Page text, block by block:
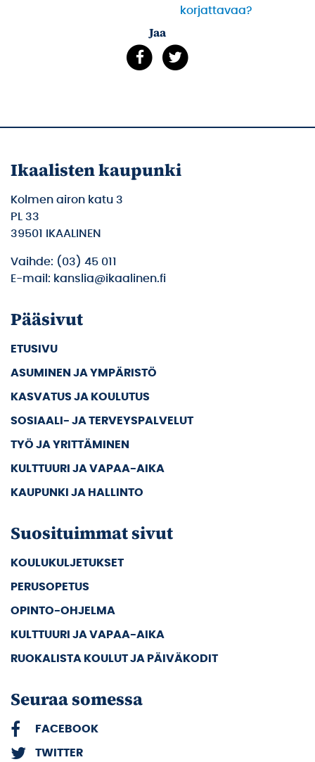
korjattavaa?
Jaa
Ikaalisten kaupunki
Kolmen airon katu 3
PL 33
39501 IKAALINEN
Vaihde: (03) 45 011
E-mail: kanslia@ikaalinen.fi
Pääsivut
ETUSIVU
ASUMINEN JA YMPÄRISTÖ
KASVATUS JA KOULUTUS
SOSIAALI- JA TERVEYSPALVELUT
TYÖ JA YRITTÄMINEN
KULTTUURI JA VAPAA-AIKA
KAUPUNKI JA HALLINTO
Suosituimmat sivut
KOULUKULJETUKSET
PERUSOPETUS
OPINTO-OHJELMA
KULTTUURI JA VAPAA-AIKA
RUOKALISTA KOULUT JA PÄIVÄKODIT
Seuraa somessa
FACEBOOK
TWITTER